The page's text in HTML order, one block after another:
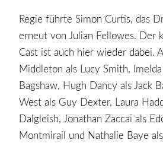
Regie führte Simon Curtis, das
erneut von Julian Fellowes. Der
Cast ist auch hier wieder dabei.
Middleton als Lucy Smith,
Bagshaw, Hugh Dancy als Jack
West als Guy Dexter, Laura
Dalgleish, Jonathan Zaccaï als
Montmirail und Nathalie Baye